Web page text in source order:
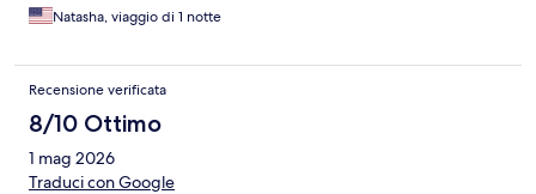
Natasha, viaggio di 1 notte
Recensione verificata
8/10 Ottimo
1 mag 2026
Traduci con Google